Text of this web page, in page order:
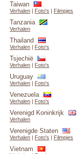
Taiwan
Verhalen | Foto's | Filmpjes
Tanzania
Verhalen
Thailand
Verhalen | Foto's
Tsjechië
Verhalen | Foto's
Uruguay
Verhalen | Foto's
Venezuela
Verhalen | Foto's
Verenigd Koninkrijk
Verhalen
Verenigde Staten
Verhalen | Foto's | Filmpjes
Vietnam